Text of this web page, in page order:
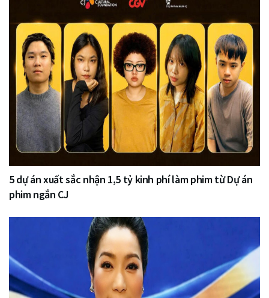
5 dự án xuất sắc nhận 1,5 tỷ kinh phí làm phim từ Dự án
phim ngắn CJ